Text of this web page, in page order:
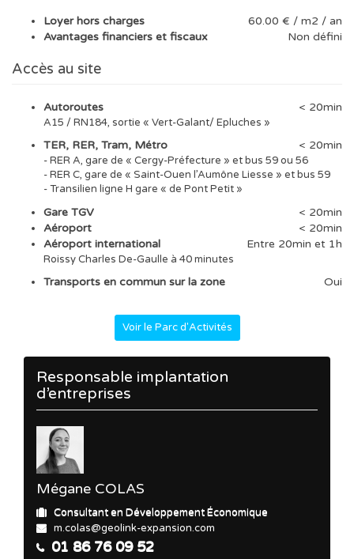
Loyer hors charges
60.00 € / m2 / an
Avantages financiers et fiscaux
Non défini
Accès au site
Autoroutes < 20min
A15 / RN184, sortie « Vert-Galant/ Epluches »
TER, RER, Tram, Métro < 20min
- RER A, gare de « Cergy-Préfecture » et bus 59 ou 56
- RER C, gare de « Saint-Ouen l’Aumône Liesse » et bus 59
- Transilien ligne H gare « de Pont Petit »
Gare TGV
< 20min
Aéroport
< 20min
Aéroport international
Entre 20min et 1h
Roissy Charles De-Gaulle à 40 minutes
Transports en commun sur la zone Oui
Voir le Parc d'Activités
Responsable implantation
d’entreprises
Mégane COLAS
Consultant en Développement Économique
m.colas@geolink-expansion.com
01 86 76 09 52